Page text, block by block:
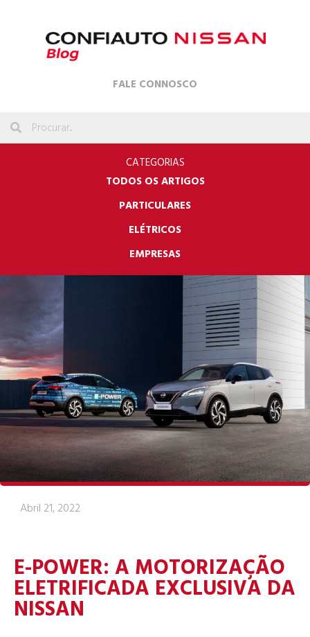
FALE CONNOSCO
CATEGORIAS
TODOS OS ARTIGOS
PARTICULARES
ELÉTRICOS
EMPRESAS
Abril 21, 2022
E-POWER: A MOTORIZAÇÃO
ELETRIFICADA EXCLUSIVA DA
NISSAN